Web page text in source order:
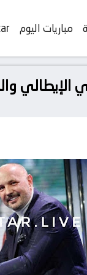
مباريات اليوم